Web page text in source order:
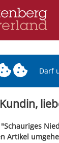
Darf
Artikel